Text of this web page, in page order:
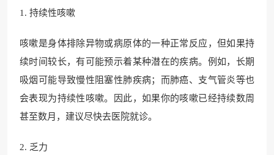
1. 持续性咳嗽
咳嗽是身体排除异物或病原体的一种正常反应，但如果持
续时间较长，有可能预示着某种潜在的疾病。例如，长期
吸烟可能导致慢性阻塞性肺疾病；而肺癌、支气管炎等也
会表现为持续性咳嗽。因此，如果你的咳嗽已经持续数周
甚至数月，建议尽快去医院就诊。
2. 乏力